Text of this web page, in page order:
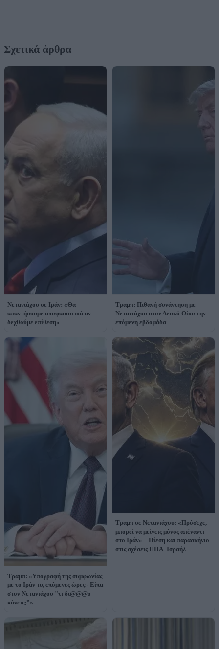
Σχετικά άρθρα
Νετανιάχου σε Ιράν: «Θα
απαντήσουμε αποφασιστικά αν
δεχθούμε επίθεση»
Τραμπ: Πιθανή συνάντηση με
Νετανιάχου στον Λευκό Οίκο την
επόμενη εβδομάδα
Τραμπ: «Υπογραφή της συμφωνίας
με το Ιράν τις επόμενες ώρες - Είπα
στον Νετανιάχου "τι δι@@@ο
κάνεις;”»
Τραμπ σε Νετανιάχου: «Πρόσεχε,
μπορεί να μείνεις μόνος απέναντι
στο Ιράν» – Πίεση και παρασκήνιο
στις σχέσεις ΗΠΑ–Ισραήλ